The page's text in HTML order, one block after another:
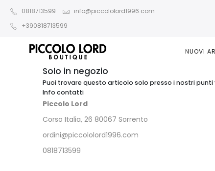
0818713599
info@piccololord1996.com
+390818713599
NUOVI
Solo in negozio
Puoi trovare questo articolo solo presso i nostri punti
Info contatti
Piccolo Lord
Corso Italia, 26 80067 Sorrento
ordini@piccololord1996.com
0818713599